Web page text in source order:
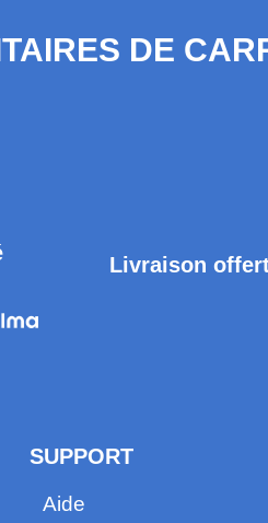
DE
Livraison
SUPPORT
Aide